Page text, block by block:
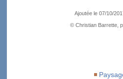
Ajoutée le 07/10/
© Christian Barrette,